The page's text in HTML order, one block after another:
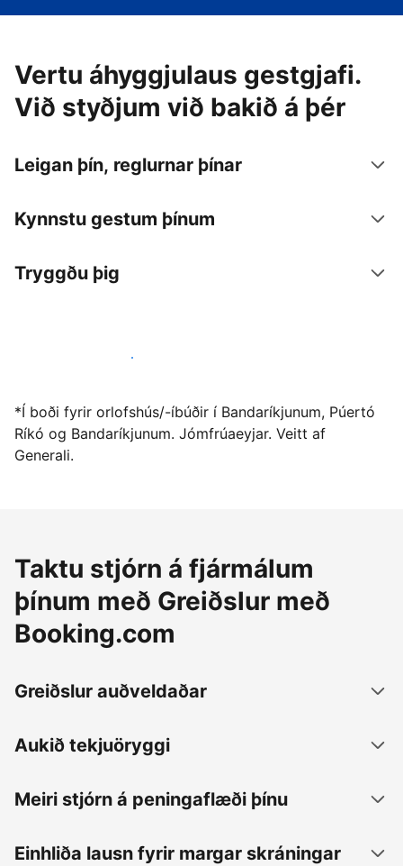
Vertu áhyggjulaus gestgjafi.
Við styðjum við bakið á þér
Leigan þín, reglurnar þínar
Kynnstu gestum þínum
Tryggðu þig
Vertu gestgjafi hjá okkur í dag
*Í boði fyrir orlofshús/-íbúðir í Bandaríkjunum, Púertó
Ríkó og Bandaríkjunum. Jómfrúaeyjar. Veitt af
Generali.
Taktu stjórn á fjármálum
þínum með Greiðslur með
Booking.com
Greiðslur auðveldaðar
Aukið tekjuöryggi
Meiri stjórn á peningaflæði þínu
Einhliða lausn fyrir margar skráningar